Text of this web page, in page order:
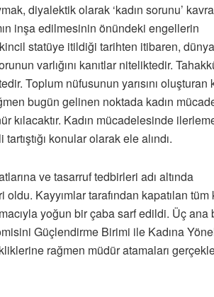
diyalektik olarak ‘kadın sorunu’
inşa edilmesinin önündeki engellerin
statüye itildiği tarihten itibaren,
varlığını kanıtlar niteliktedir.
Toplum nüfusunun yarısını oluşturan
bugün gelinen noktada kadın
kılacaktır. Kadın mücadelesinde
konular olarak ele alındı.
ve tasarruf tedbirleri adı altında
Kayyımlar tarafından kapatılan tüm
yoğun bir çaba sarf edildi. Üç ana
Güçlendirme Birimi ile Kadına
rağmen müdür atamaları